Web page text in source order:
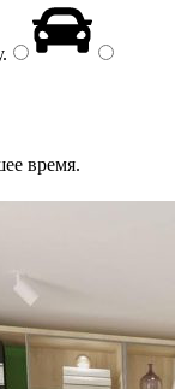
.
время.